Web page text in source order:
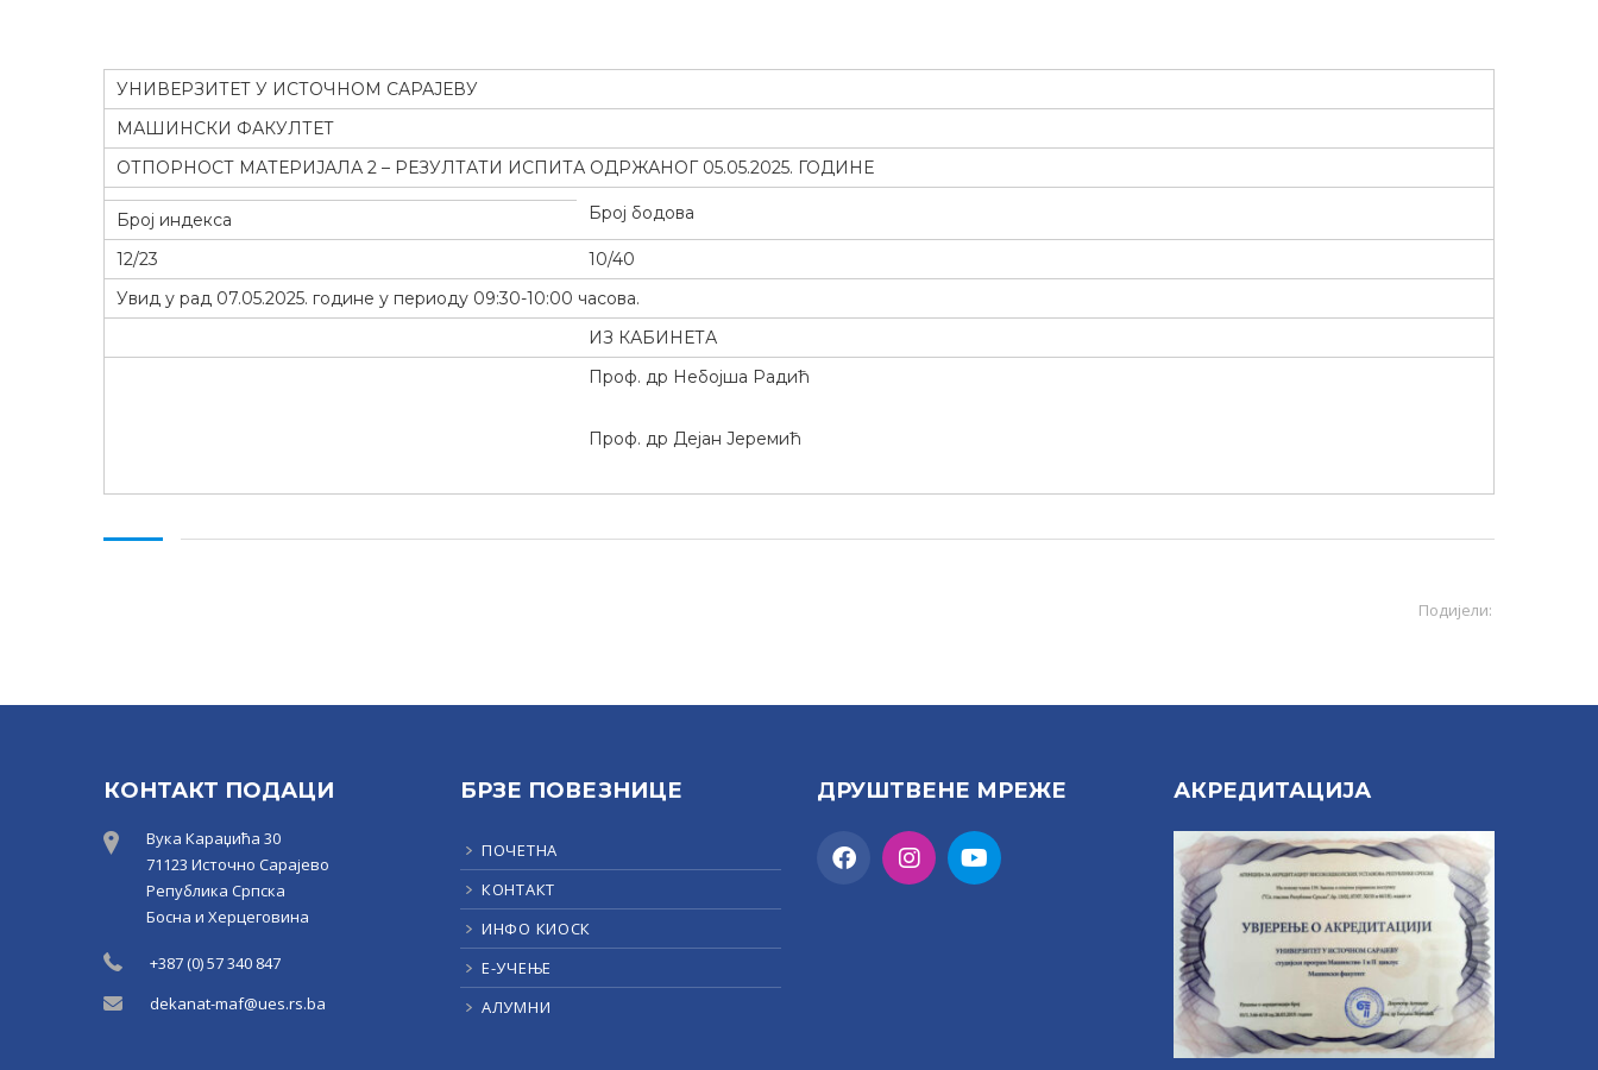
УНИВЕРЗИТЕТ У ИСТОЧНОМ САРАЈЕВУ
МАШИНСКИ ФАКУЛТЕТ
ОТПОРНОСТ МАТЕРИЈАЛА 2 – РЕЗУЛТАТИ ИСПИТА ОДРЖАНОГ 05.05.2025. ГОДИНЕ
Број бодова
Број индекса
12/23
10/40
Увид у рад 07.05.2025. године у периоду 09:30-10:00 часова.
ИЗ КАБИНЕТА
Проф. др Небојша Радић
Проф. др Дејан Јеремић
Подијели:
КОНТАКТ ПОДАЦИ
Вука Караџића 30
71123 Источно Сарајево
Република Српска
Босна и Херцеговина
+387 (0) 57 340 847
dekanat-maf@ues.rs.ba
БРЗЕ ПОВЕЗНИЦЕ
ПОЧЕТНА
КОНТАКТ
ИНФО КИОСК
Е-УЧЕЊЕ
АЛУМНИ
ДРУШТВЕНЕ МРЕЖЕ АКРЕДИТАЦИЈА